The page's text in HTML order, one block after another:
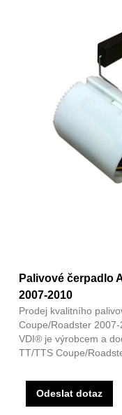
Palivové čerpadlo
2007-2010
Prodej kvalitního
Coupe/Roadster
VDI® je výrobcem a
TT/TTS Coupe/
Odeslat dotaz